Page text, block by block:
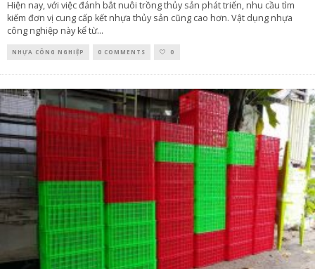
Hiện nay, với việc đánh bắt nuôi trồng thủy sản phát triển, nhu cầu tìm
kiếm đơn vị cung cấp kết nhựa thủy sản cũng cao hơn. Vật dụng nhựa
công nghiệp này kể từ...
NHỰA CÔNG NGHIỆP 0 COMMENTS 0